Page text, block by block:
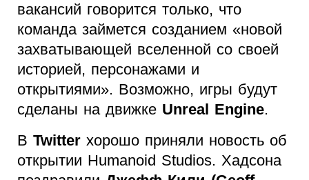
вакансий говорится только, что
команда займется созданием «новой
захватывающей вселенной со своей
историей, персонажами и
открытиями». Возможно, игры будут
сделаны на движке Unreal Engine.
В Twitter хорошо приняли новость об
открытии Humanoid Studios. Хадсона